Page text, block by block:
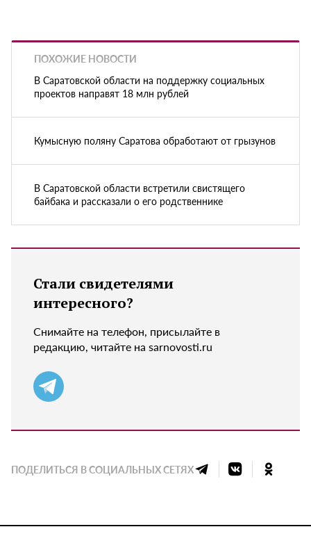
ПОХОЖИЕ НОВОСТИ
В Саратовской области на поддержку социальных
проектов направят 18 млн рублей
Кумысную поляну Саратова обработают от грызунов
В Саратовской области встретили свистящего
байбака и рассказали о его родственнике
Стали свидетелями
интересного?
Снимайте на телефон, присылайте в
редакцию, читайте на sarnovosti.ru
ПОДЕЛИТЬСЯ В СОЦИАЛЬНЫХ СЕТЯХ